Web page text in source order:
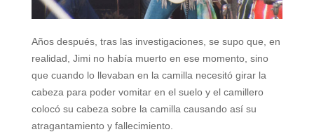
Años después, tras las investigaciones, se supo que, en
realidad, Jimi no había muerto en ese momento, sino
que cuando lo llevaban en la camilla necesitó girar la
cabeza para poder vomitar en el suelo y el camillero
colocó su cabeza sobre la camilla causando así su
atragantamiento y fallecimiento.